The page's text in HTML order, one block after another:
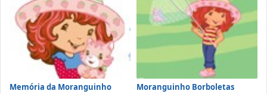
Memória da Moranguinho Moranguinho Borboletas